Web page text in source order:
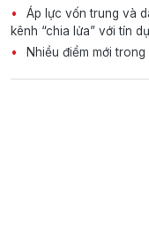
Áp lực vốn trung và
kênh “chia lửa” với tín
Nhiều điểm mới